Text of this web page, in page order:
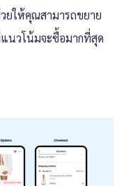
ยให้คุณสามารถขยาย
นวโน้มจะซื้อมากที่สุด